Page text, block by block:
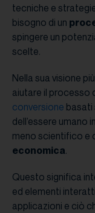
tecniche e
bisogno di un
spingere un
scelte.
Nella sua visione
aiutare il processo
conversione basati
dell’essere umano
meno scientifico e
economica.
Questo significa
ed elementi
applicazioni e ciò